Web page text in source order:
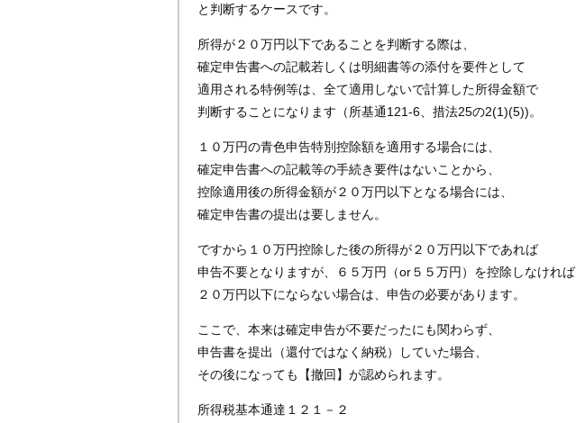
と判断するケースです。
所得が２０万円以下であることを判断する際は、
確定申告書への記載若しくは明細書等の添付を要件として
適用される特例等は、全て適用しないで計算した所得金額で
判断することになります（所基通121-6、措法25の2(1)(5))。
１０万円の青色申告特別控除額を適用する場合には、
確定申告書への記載等の手続き要件はないことから、
控除適用後の所得金額が２０万円以下となる場合には、
確定申告書の提出は要しません。
ですから１０万円控除した後の所得が２０万円以下であれば
申告不要となりますが、６５万円（or５５万円）を控除しなければ
２０万円以下にならない場合は、申告の必要があります。
ここで、本来は確定申告が不要だったにも関わらず、
申告書を提出（還付ではなく納税）していた場合、
その後になっても【撤回】が認められます。
所得税基本通達１２１－２